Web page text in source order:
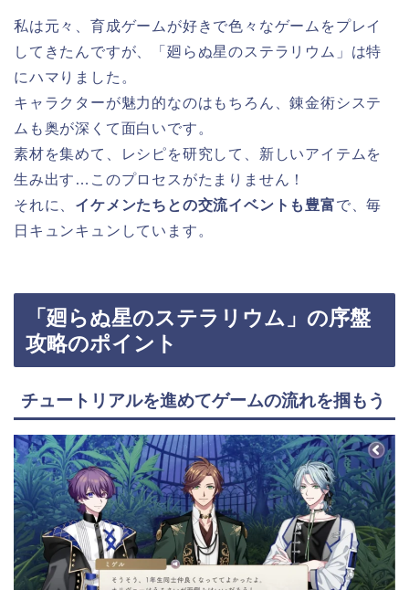
私は元々、育成ゲームが好きで色々なゲームをプレイ
してきたんですが、「廻らぬ星のステラリウム」は特
にハマりました。
キャラクターが魅力的なのはもちろん、錬金術システ
ムも奥が深くて面白いです。
素材を集めて、レシピを研究して、新しいアイテムを
生み出す…このプロセスがたまりません！
それに、 イケメンたちとの交流イベントも豊富で、毎
日キュンキュンしています。
「廻らぬ星のステラリウム」の序盤
攻略のポイント
チュートリアルを進めてゲームの流れを掴もう